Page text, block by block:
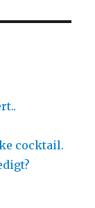
cocktail.